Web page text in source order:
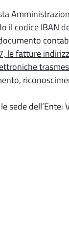
il codice IBAN
le fatture
sede